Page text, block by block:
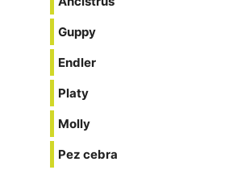
Guppy
Endler
Platy
Molly
Pez cebra